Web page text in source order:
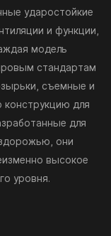
ударостойкие
и функции,
модель
стандартам
съемные и
конструкцию для
для
они
высокое
уровня.